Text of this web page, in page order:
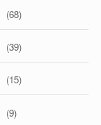
(68)
(39)
(15)
(9)